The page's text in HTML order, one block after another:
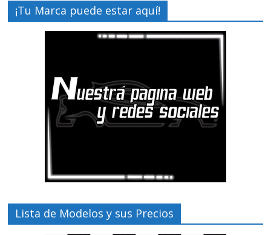
¡Tu Marca puede estar aquí!
Lista de Modelos y sus Precios